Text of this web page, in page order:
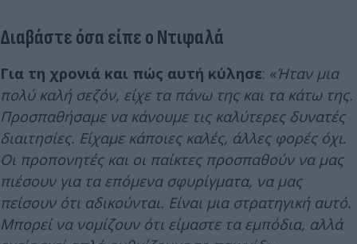
Διαβάστε όσα είπε ο Ντιφαλά
Για τη χρονιά και πώς αυτή κύλησε: «Ήταν μια
πολύ καλή σεζόν, είχε τα πάνω της και τα κάτω της.
Προσπαθήσαμε να κάνουμε τις καλύτερες δυνατές
διαιτησίες. Είχαμε κάποιες καλές, άλλες φορές όχι.
Οι προπονητές και οι παίκτες προσπαθούν να μας
πιέσουν για τα επόμενα σφυρίγματα, να μας
πείσουν ότι αδικούνται. Είναι μια στρατηγική αυτό.
Μπορεί να νομίζουν ότι είμαστε τα εμπόδια, αλλά